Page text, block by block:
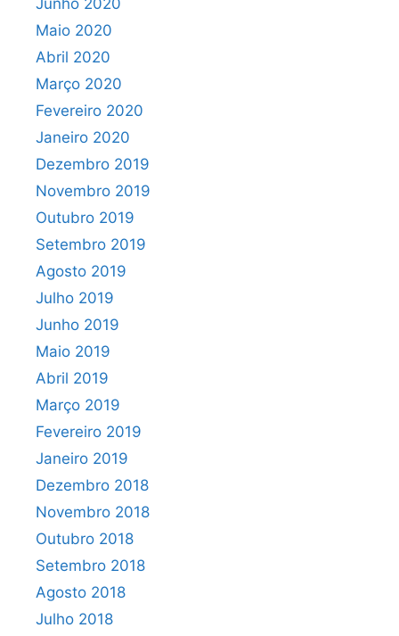
Junho 2020
Maio 2020
Abril 2020
Março 2020
Fevereiro 2020
Janeiro 2020
Dezembro 2019
Novembro 2019
Outubro 2019
Setembro 2019
Agosto 2019
Julho 2019
Junho 2019
Maio 2019
Abril 2019
Março 2019
Fevereiro 2019
Janeiro 2019
Dezembro 2018
Novembro 2018
Outubro 2018
Setembro 2018
Agosto 2018
Julho 2018